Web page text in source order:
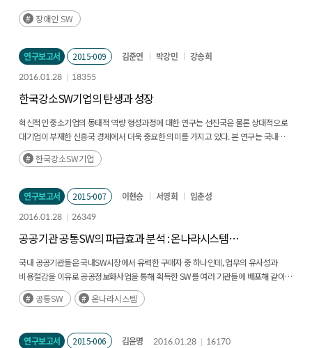
장애인들이 보다 수준 높은 직업을 갖도록 하기 위해서는 체계적인 교육과 훈련
(education and training)이 필요
장애인 SW
연구보고서 2015-009 김준연 박강민
강송희
2016.01.28
18355
한국강소SW기업의 탄생과 성장
혁신적인 중소기업의 동태적 역량 형성과정에 대한 연구는 선진국은 물론 상대적으로
대기업이 부재한 신흥국 경제에서 더욱 중요한 의미를 가지고 있다. 본 연구는 국내
중소 융합 SW기업의 성공적인 추격사례를 분석하여 정책적 시사점을 도출하고 성공
DNA를 전파하는 것이 목적이다.
한국강소SW기업
연구보고서 2015-007 이현승 서영희
임춘성
2016.01.28
26349
공공기관 공통SW의 파급효과 분석 : 온나라시스템
사례연구
국내 공공기관들은 국내SW시장에서 유력한 구매자 중 하나인데, 업무의 유사성과
비용절감을 이유로 공공정보화사업을 통해 획득한 SW를 여러 기관들에 배포해 같이
사용하곤 합니다. 때로는 처음부터 공동사용을 목적으로 SW를 개발해 공통SW로 지정,
보급하기도 합니다.
공통SW 온나라시스템
연구보고서 2015-006 김윤명 2016.01.28 16170